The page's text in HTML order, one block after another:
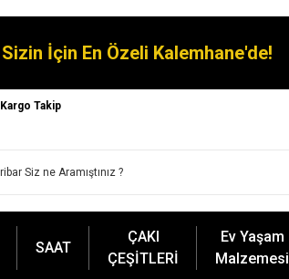
Sizin İçin En Özeli Kalemhane'de!
Kargo Takip
SAAT
ÇAKI
ÇEŞİTLERİ
Ev Yaşam
Malzemesi